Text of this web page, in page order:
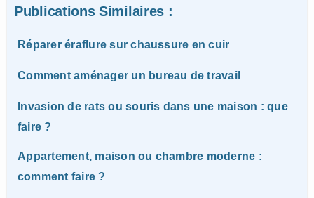
Publications Similaires :
Réparer éraflure sur chaussure en cuir
Comment aménager un bureau de travail
Invasion de rats ou souris dans une maison : que
faire ?
Appartement, maison ou chambre moderne :
comment faire ?